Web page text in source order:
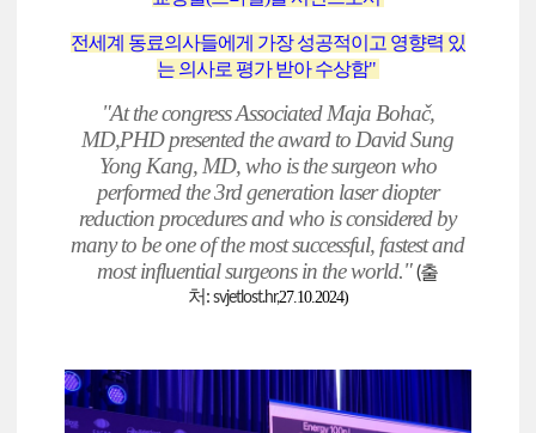
전세계 동료의사들에게 가장 성공적이고 영향력 있
는 의사로 평가 받아 수상함"
"At the congress Associated Maja Bohač,
MD,PHD presented the award to David Sung
Yong Kang, MD, who is the surgeon who
performed the 3rd generation laser diopter
reduction procedures and who is considered by
many to be one of the most successful, fastest and
most influential surgeons in the world."(출
처: svjetlost.hr,27.10.2024)